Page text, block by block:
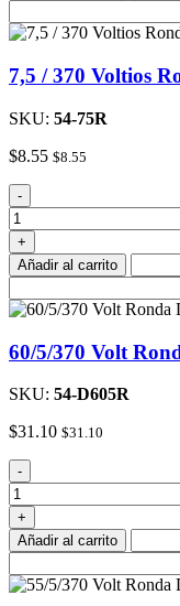
7,5 / 370 Voltios
SKU: 54-75R
$8.55 $8.55
7,5
/
370
Voltios
Ronda
Condensadores
-
+
Añadir al carrito
60/5/370 Volt
SKU: 54-D605R
$31.10 $31.10
60/5/370
Volt
Ronda
De
Condensadores
-
+
Añadir al carrito